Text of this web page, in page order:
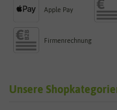
Apple Pay
Firmenrechnung
Unsere